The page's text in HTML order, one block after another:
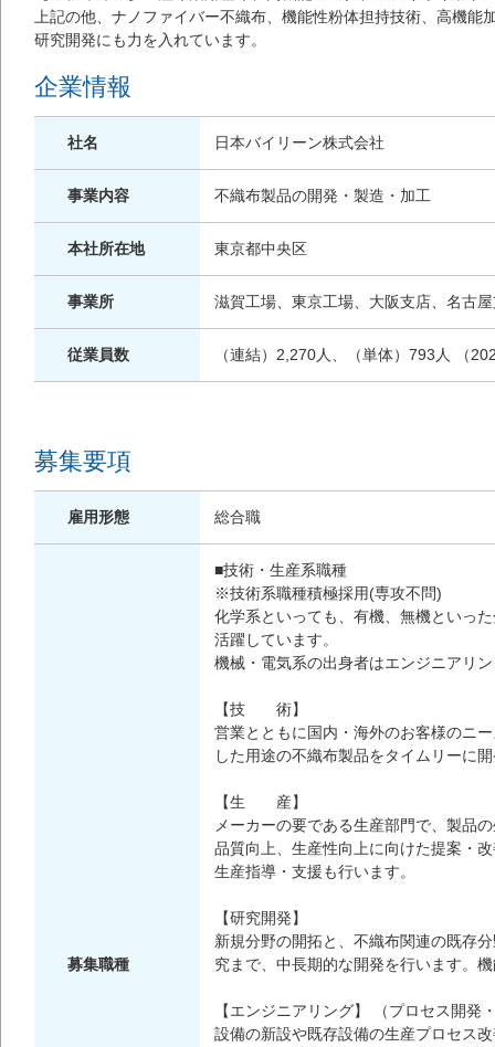
上記の他、ナノファイバー不織布、機能性粉体担持技術、高機能
研究開発にも力を入れています。
企業情報
社名 日本バイリーン株式会社
事業内容 不織布製品の開発・製造・加工
本社所在地 東京都中央区
事業所 滋賀工場、東京工場、大阪支店、名古
従業員数 （連結）2,270人、（単体）793人 （
募集要項
雇用形態 総合職
募集職種
■技術・生産系職種
※技術系職種積極採用(専攻不問)
化学系といっても、有機、無機といっ
活躍しています。
機械・電気系の出身者はエンジニアリ
【技 術】
営業とともに国内・海外のお客様のニ
した用途の不織布製品をタイムリーに
【生 産】
メーカーの要である生産部門で、製品
品質向上、生産性向上に向けた提案・
生産指導・支援も行います。
【研究開発】
新規分野の開拓と、不織布関連の既存
究まで、中長期的な開発を行います。
【エンジニアリング】 （プロセス開発
設備の新設や既存設備の生産プロセス